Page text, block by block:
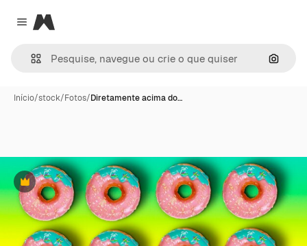
Close menu
Magnific
Início/stock/Fotos/Diretamente acima do…
Premium